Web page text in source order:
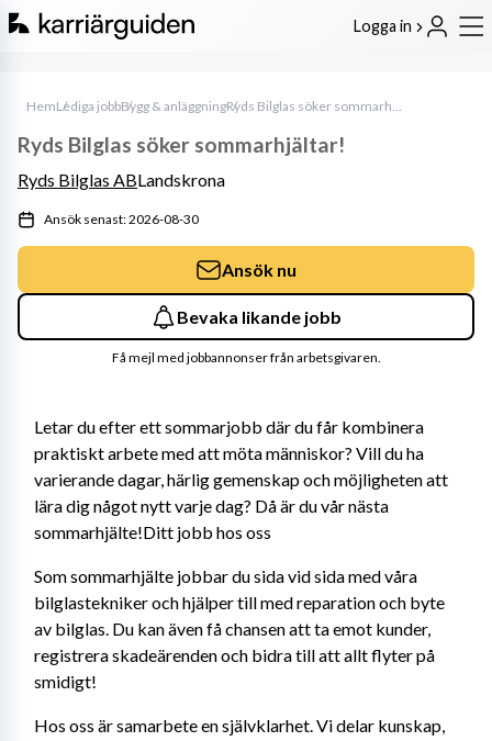
Logga in
HemLediga jobbBygg & anläggning Ryds Bilglas söker sommarhjältar!
Letar du efter ett sommarjobb där du får kombinera
praktiskt arbete med att möta människor? Vill du ha
varierande dagar, härlig gemenskap och möjligheten att
lära dig något nytt varje dag? Då är du vår nästa
sommarhjälte!Ditt jobb hos oss
Som sommarhjälte jobbar du sida vid sida med våra
bilglastekniker och hjälper till med reparation och byte
av bilglas. Du kan även få chansen att ta emot kunder,
registrera skadeärenden och bidra till att allt flyter på
smidigt!
Hos oss är samarbete en självklarhet. Vi delar kunskap,
Ryds Bilglas söker sommarhjältar!
Ryds Bilglas ABLandskrona
Ansök senast: 2026-08-30
Ansök nu
Bevaka likande jobb
Få mejl med jobbannonser från arbetsgivaren.